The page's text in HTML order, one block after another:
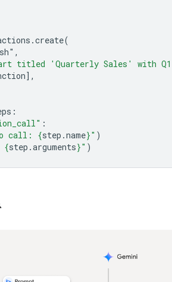
.create(
,
titled 'Quarterly Sales' with Q1:
],
:
:
call: {step .name}" )
{step .arguments}" )